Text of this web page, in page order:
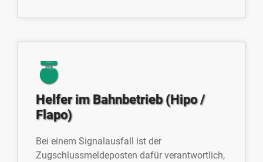
Helfer im Bahnbetrieb (Hipo /
Flapo)
Bei einem Signalausfall ist der
Zugschlussmeldeposten dafür verantwortlich,